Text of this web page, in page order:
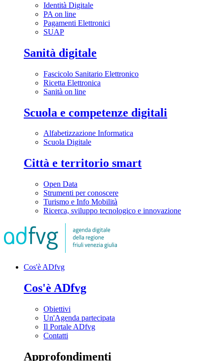
Identità Digitale
PA on line
Pagamenti Elettronici
SUAP
Sanità digitale
Fascicolo Sanitario Elettronico
Ricetta Elettronica
Sanità on line
Scuola e competenze digitali
Alfabetizzazione Informatica
Scuola Digitale
Città e territorio smart
Open Data
Strumenti per conoscere
Turismo e Info Mobilità
Ricerca, sviluppo tecnologico e innovazione
Cos'è ADfvg
Cos'è ADfvg
Obiettivi
Un'Agenda partecipata
Il Portale ADfvg
Contatti
Approfondimenti